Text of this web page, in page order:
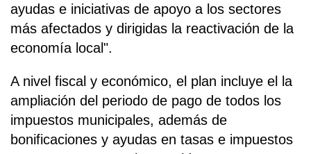
ayudas e iniciativas de apoyo a los sectores
más afectados y dirigidas la reactivación de la
economía local".
A nivel fiscal y económico, el plan incluye el la
ampliación del periodo de pago de todos los
impuestos municipales, además de
bonificaciones y ayudas en tasas e impuestos